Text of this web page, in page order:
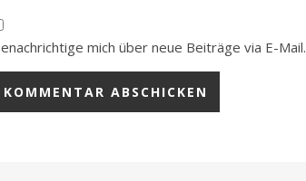
mich über neue Beiträge via E-Mail.